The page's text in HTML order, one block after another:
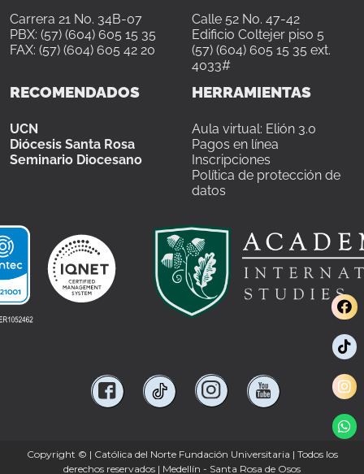
Carrera 21 No. 34B-07
PBX: (57) (604) 605 15 35
FAX: (57) (604) 605 42 20
Calle 52 No. 47-42
Edificio Coltejer piso 5
(57) (604) 605 15 35 ext.
4033#
RECOMENDADOS
UCN
Diócesis Santa Rosa
Seminario Diocesano
HERRAMIENTAS
Aula virtual: Elión 3.0
Pagos en línea
Inscripciones
Política de protección de
datos
Copyright © | Católica del Norte Fundación Universitaria | Todos los
derechos reservados | Medellín - Santa Rosa de Osos